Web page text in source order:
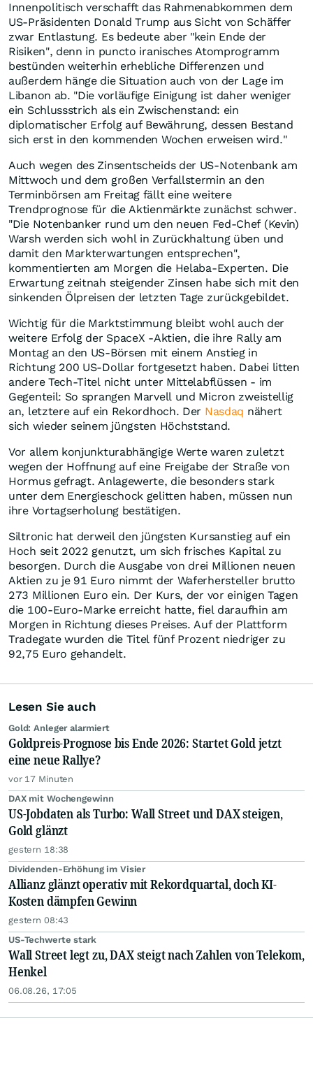
Innenpolitisch verschafft das Rahmenabkommen dem
US-Präsidenten Donald Trump aus Sicht von Schäffer
zwar Entlastung. Es bedeute aber "kein Ende der
Risiken", denn in puncto iranisches Atomprogramm
bestünden weiterhin erhebliche Differenzen und
außerdem hänge die Situation auch von der Lage im
Libanon ab. "Die vorläufige Einigung ist daher weniger
ein Schlussstrich als ein Zwischenstand: ein
diplomatischer Erfolg auf Bewährung, dessen Bestand
sich erst in den kommenden Wochen erweisen wird."
Auch wegen des Zinsentscheids der US-Notenbank am
Mittwoch und dem großen Verfallstermin an den
Terminbörsen am Freitag fällt eine weitere
Trendprognose für die Aktienmärkte zunächst schwer.
"Die Notenbanker rund um den neuen Fed-Chef (Kevin)
Warsh werden sich wohl in Zurückhaltung üben und
damit den Markterwartungen entsprechen",
kommentierten am Morgen die Helaba-Experten. Die
Erwartung zeitnah steigender Zinsen habe sich mit den
sinkenden Ölpreisen der letzten Tage zurückgebildet.
Wichtig für die Marktstimmung bleibt wohl auch der
weitere Erfolg der SpaceX -Aktien, die ihre Rally am
Montag an den US-Börsen mit einem Anstieg in
Richtung 200 US-Dollar fortgesetzt haben. Dabei litten
andere Tech-Titel nicht unter Mittelabflüssen - im
Gegenteil: So sprangen Marvell und Micron zweistellig
an, letztere auf ein Rekordhoch. Der Nasdaq nähert
sich wieder seinem jüngsten Höchststand.
Vor allem konjunkturabhängige Werte waren zuletzt
wegen der Hoffnung auf eine Freigabe der Straße von
Hormus gefragt. Anlagewerte, die besonders stark
unter dem Energieschock gelitten haben, müssen nun
ihre Vortagserholung bestätigen.
Siltronic hat derweil den jüngsten Kursanstieg auf ein
Hoch seit 2022 genutzt, um sich frisches Kapital zu
besorgen. Durch die Ausgabe von drei Millionen neuen
Aktien zu je 91 Euro nimmt der Waferhersteller brutto
273 Millionen Euro ein. Der Kurs, der vor einigen Tagen
die 100-Euro-Marke erreicht hatte, fiel daraufhin am
Morgen in Richtung dieses Preises. Auf der Plattform
Tradegate wurden die Titel fünf Prozent niedriger zu
92,75 Euro gehandelt.
Lesen Sie auch
Gold: Anleger alarmiert
Goldpreis-Prognose bis Ende 2026: Startet Gold jetzt
eine neue Rallye?
vor 17 Minuten
DAX mit Wochengewinn
US-Jobdaten als Turbo: Wall Street und DAX steigen,
Gold glänzt
gestern 18:38
Dividenden-Erhöhung im Visier
Allianz glänzt operativ mit Rekordquartal, doch KI-
Kosten dämpfen Gewinn
gestern 08:43
US-Techwerte stark
Wall Street legt zu, DAX steigt nach Zahlen von Telekom,
Henkel
06.08.26, 17:05